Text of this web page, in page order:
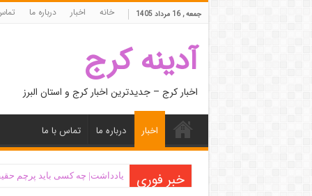
جمعه , 16 مرداد 1405 خانه اخبار درباره ما
آدینه کرج
اخبار کرج – جدیدترین اخبار کرج و استان البرز
اخبار درباره ما تماس با ما
خبر فوری یادداشت| ‌چه کسی باید پرچم